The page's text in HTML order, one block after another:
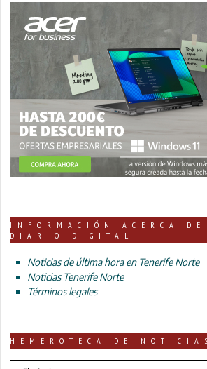
INFORMACIÓN ACERCA DE
DIARIO DIGITAL
Noticias de última hora en Tenerife Norte
Noticias Tenerife Norte
Términos legales
HEMEROTECA DE
HEMEROTECA